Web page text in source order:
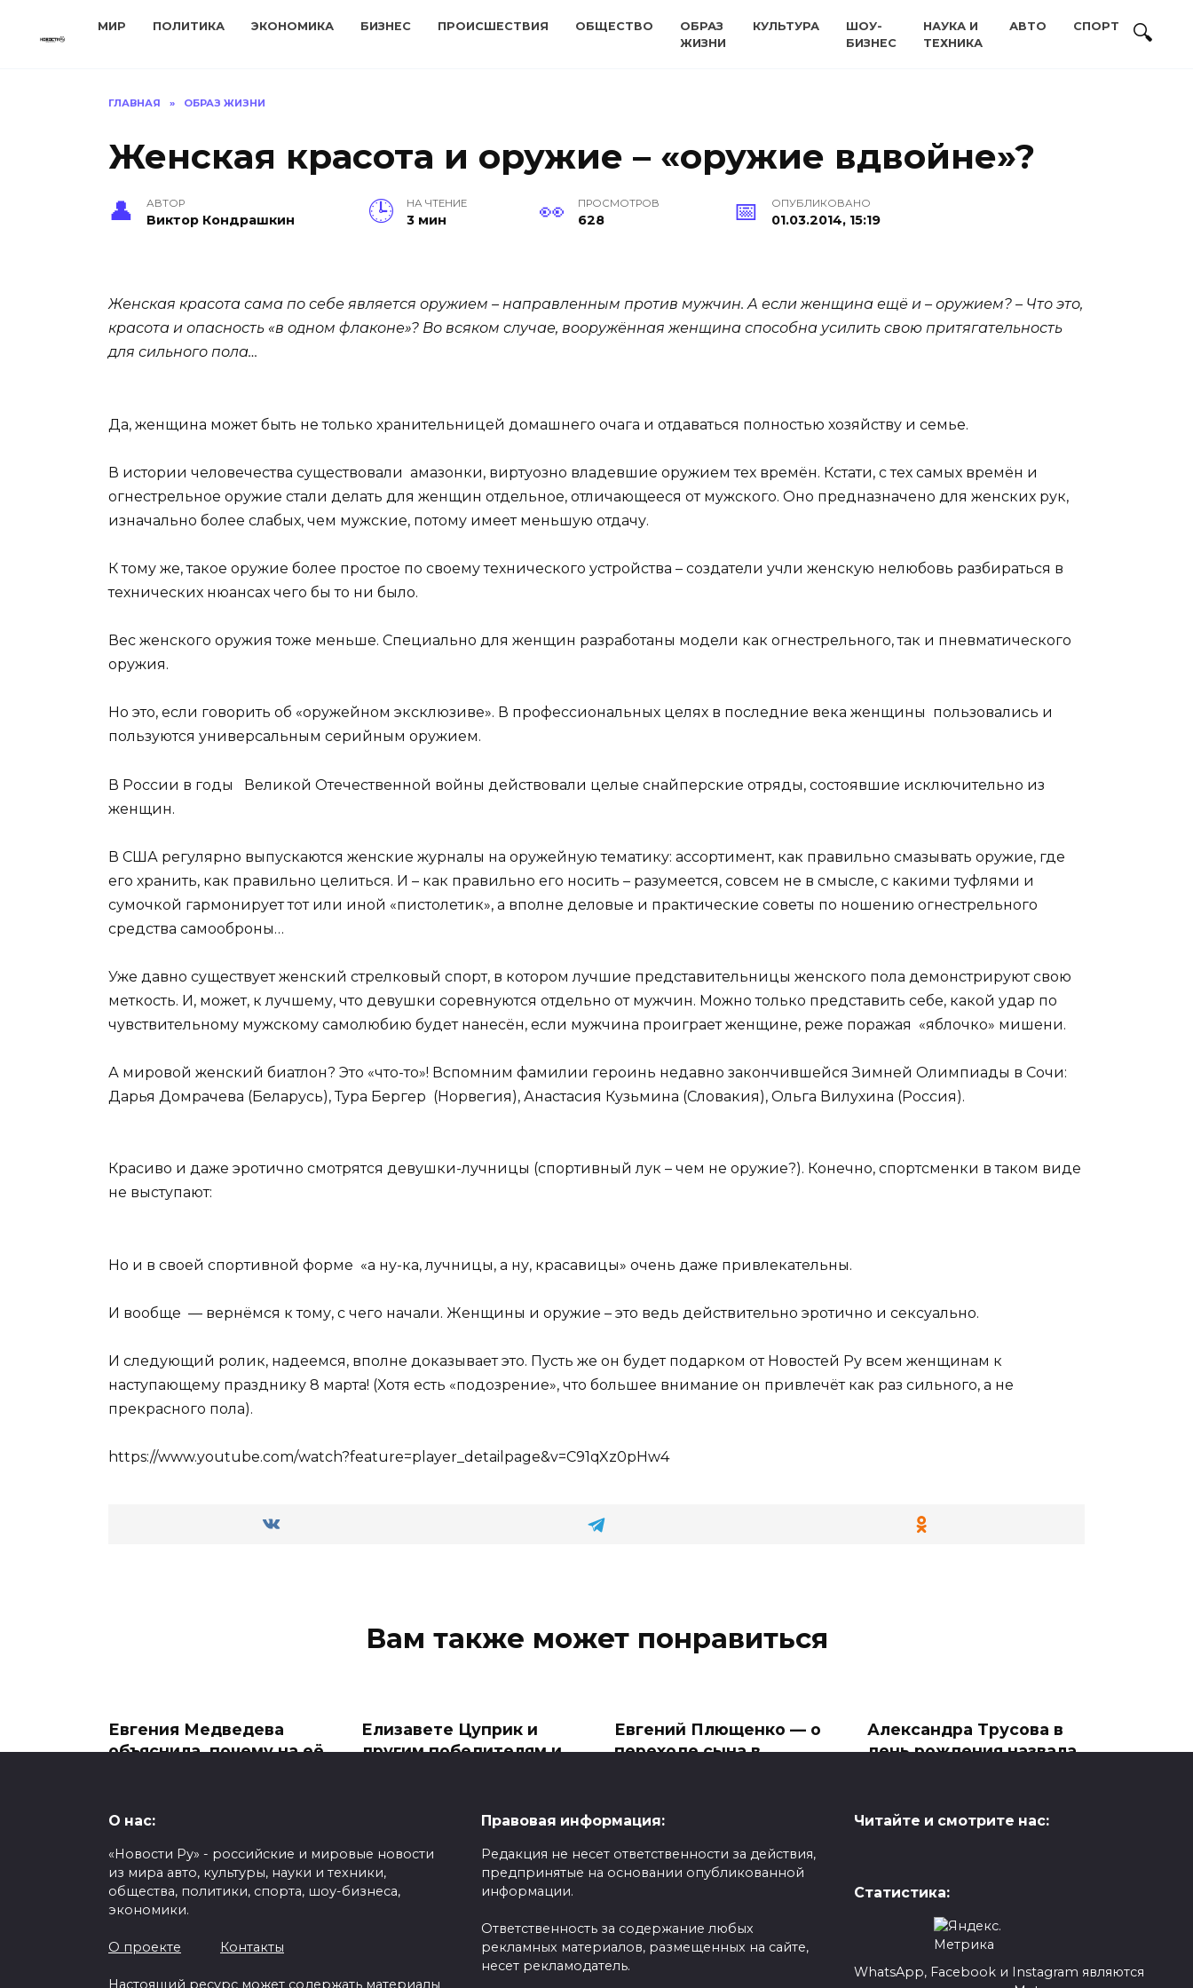
МИР ПОЛИТИКА ЭКОНОМИКА БИЗНЕС ПРОИСШЕСТВИЯ ОБЩЕСТВО
ОБРАЗ
ЖИЗНИ
КУЛЬТУРА
ШОУ-
БИЗНЕС
НАУКА И
ТЕХНИКА
АВТО СПОРТ
ГЛАВНАЯ » ОБРАЗ ЖИЗНИ
Женская красота и оружие – «оружие вдвойне»?
АВТОР
Виктор Кондрашкин
НА ЧТЕНИЕ
3 мин
ПРОСМОТРОВ
628
ОПУБЛИКОВАНО
01.03.2014, 15:19
Женская красота сама по себе является оружием – направленным против мужчин. А если женщина ещё и – оружием? – Что это,
красота и опасность «в одном флаконе»? Во всяком случае, вооружённая женщина способна усилить свою притягательность
для сильного пола…
Да, женщина может быть не только хранительницей домашнего очага и отдаваться полностью хозяйству и семье.
В истории человечества существовали амазонки, виртуозно владевшие оружием тех времён. Кстати, с тех самых времён и
огнестрельное оружие стали делать для женщин отдельное, отличающееся от мужского. Оно предназначено для женских рук,
изначально более слабых, чем мужские, потому имеет меньшую отдачу.
К тому же, такое оружие более простое по своему технического устройства – создатели учли женскую нелюбовь разбираться в
технических нюансах чего бы то ни было.
Вес женского оружия тоже меньше. Специально для женщин разработаны модели как огнестрельного, так и пневматического
оружия.
Но это, если говорить об «оружейном эксклюзиве». В профессиональных целях в последние века женщины пользовались и
пользуются универсальным серийным оружием.
В России в годы Великой Отечественной войны действовали целые снайперские отряды, состоявшие исключительно из
женщин.
В США регулярно выпускаются женские журналы на оружейную тематику: ассортимент, как правильно смазывать оружие, где
его хранить, как правильно целиться. И – как правильно его носить – разумеется, совсем не в смысле, с какими туфлями и
сумочкой гармонирует тот или иной «пистолетик», а вполне деловые и практические советы по ношению огнестрельного
средства самооброны…
Уже давно существует женский стрелковый спорт, в котором лучшие представительницы женского пола демонстрируют свою
меткость. И, может, к лучшему, что девушки соревнуются отдельно от мужчин. Можно только представить себе, какой удар по
чувствительному мужскому самолюбию будет нанесён, если мужчина проиграет женщине, реже поражая «яблочко» мишени.
А мировой женский биатлон? Это «что-то»! Вспомним фамилии героинь недавно закончившейся Зимней Олимпиады в Сочи:
Дарья Домрачева (Беларусь), Тура Бергер (Норвегия), Анастасия Кузьмина (Словакия), Ольга Вилухина (Россия).
Красиво и даже эротично смотрятся девушки-лучницы (спортивный лук – чем не оружие?). Конечно, спортсменки в таком виде
не выступают:
Но и в своей спортивной форме «а ну-ка, лучницы, а ну, красавицы» очень даже привлекательны.
И вообще — вернёмся к тому, с чего начали. Женщины и оружие – это ведь действительно эротично и сексуально.
И следующий ролик, надеемся, вполне доказывает это. Пусть же он будет подарком от Новостей Ру всем женщинам к
наступающему празднику 8 марта! (Хотя есть «подозрение», что большее внимание он привлечёт как раз сильного, а не
прекрасного пола).
https://www.youtube.com/watch?feature=player_detailpage&v=C91qXz0pHw4
Вам также может понравиться
Евгения Медведева
объяснила, почему на её
увеличить с 50 до 100+
Медведева, выходящая этим
летом
0 492
Елизавете Цуприк и
другим победителям и
«Витебск» вручены
В начале гала-концерта
участников детского
музыкального
Евгений Плющенко — о
переходе сына в
России»
сменой спортивного
гражданства
Александра Трусова в
день рождения назвала
Александра Игнатова
О нас:
«Новости Ру» - российские и мировые новости
из мира авто, культуры, науки и техники,
общества, политики, спорта, шоу-бизнеса,
экономики.
О проекте Контакты
Настоящий ресурс может содержать материалы
Правовая информация:
Редакция не несет ответственности за действия,
предпринятые на основании опубликованной
информации.
Ответственность за содержание любых
рекламных материалов, размещенных на сайте,
несет рекламодатель.
Читайте и смотрите нас:
Статистика:
WhatsApp, Facebook и Instagram являются